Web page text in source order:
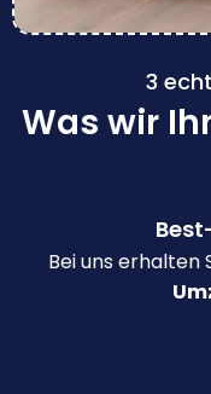
3
Was wir
Bei uns erhalten